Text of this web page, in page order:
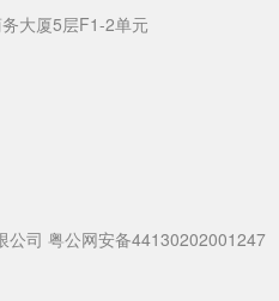
大厦5层F1-2单元
公司 粤公网安备44130202001247